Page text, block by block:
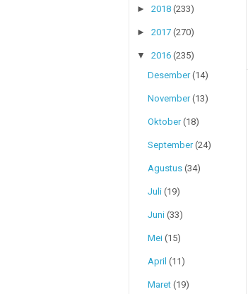
►2018 (233)
►2017 (270)
▼ 2016 (235)
Desember (14)
November (13)
Oktober (18)
September (24)
Agustus (34)
Juli (19)
Juni (33)
Mei (15)
April (11)
Maret (19)